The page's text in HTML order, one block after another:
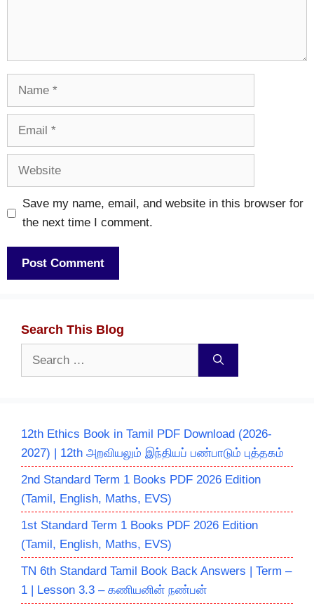
Name
Email
Website
Save my name, email, and website in this browser for
the next time I comment.
Search This Blog
12th Ethics Book in Tamil PDF Download (2026-
2027) | 12th அறவியலும் இந்தியப் பண்பாடும் புத்தகம்
2nd Standard Term 1 Books PDF 2026 Edition
(Tamil, English, Maths, EVS)
1st Standard Term 1 Books PDF 2026 Edition
(Tamil, English, Maths, EVS)
TN 6th Standard Tamil Book Back Answers | Term –
1 | Lesson 3.3 – கணியனின் நண்பன்